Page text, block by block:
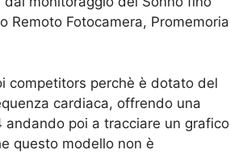
Remoto Fotocamera, Promemoria
competitors perchè è dotato del
cardiaca, offrendo una
poi a tracciare un grafico
questo modello non è